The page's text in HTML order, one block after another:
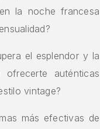
la noche francesa
el esplendor y la
auténticas
vintage?
más efectivas de